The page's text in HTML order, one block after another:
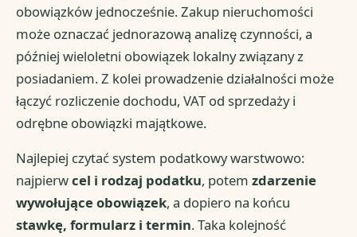
obowiązków jednocześnie. Zakup nieruchomości
może oznaczać jednorazową analizę czynności, a
później wieloletni obowiązek lokalny związany z
posiadaniem. Z kolei prowadzenie działalności może
łączyć rozliczenie dochodu, VAT od sprzedaży i
odrębne obowiązki majątkowe.
Najlepiej czytać system podatkowy warstwowo:
najpierwcel i rodzaj podatku, potemzdarzenie
wywołujące obowiązek, a dopiero na końcu
stawkę, formularz i termin. Taka kolejność